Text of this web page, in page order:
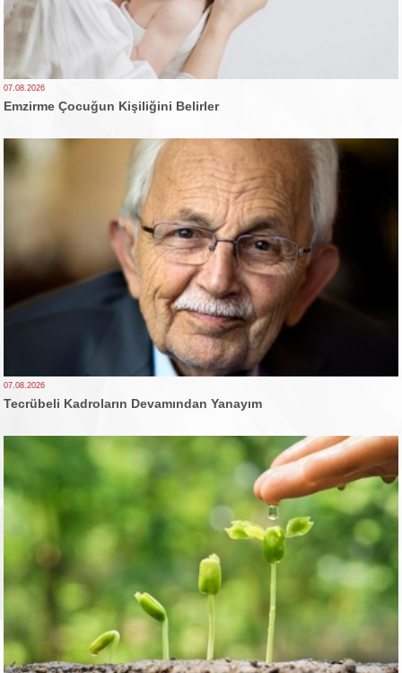
07.08.2026
Emzirme Çocuğun Kişiliğini Belirler
07.08.2026
Tecrübeli Kadroların Devamından Yanayım